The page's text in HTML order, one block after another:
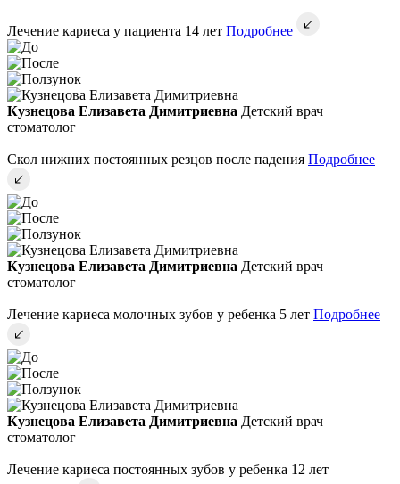
Лечение кариеса у пациента 14 лет Подробнее
Кузнецова Елизавета Димитриевна Детский врач
стоматолог
Скол нижних постоянных резцов после падения Подробнее
Кузнецова Елизавета Димитриевна Детский врач
стоматолог
Лечение кариеса молочных зубов у ребенка 5 лет Подробнее
Кузнецова Елизавета Димитриевна Детский врач
стоматолог
Лечение кариеса постоянных зубов у ребенка 12 лет